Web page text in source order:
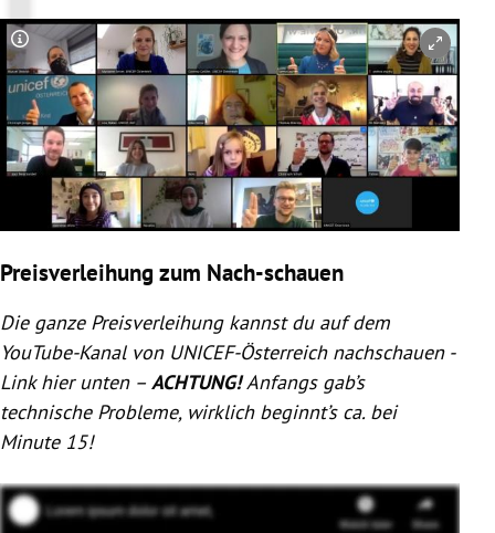
Copyright-Hinweis öffnen/schließen
Preisverleihung zum Nach-schauen
Die ganze Preisverleihung kannst du auf dem
YouTube-Kanal von UNICEF-Österreich nachschauen -
Link hier unten – ACHTUNG!Anfangs gab’s
technische Probleme, wirklich beginnt’s ca. bei
Minute 15!